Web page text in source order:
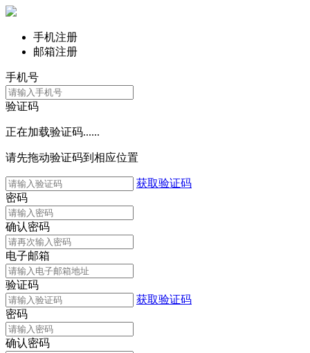
手机注册
邮箱注册
手机号
验证码
正在加载验证码......
请先拖动验证码到相应位置
获取验证码
密码
确认密码
电子邮箱
验证码
获取验证码
密码
确认密码